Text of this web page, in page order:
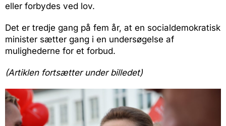
eller forbydes ved lov.
Det er tredje gang på fem år, at en socialdemokratisk
minister sætter gang i en undersøgelse af
mulighederne for et forbud.
(Artiklen fortsætter under billedet)